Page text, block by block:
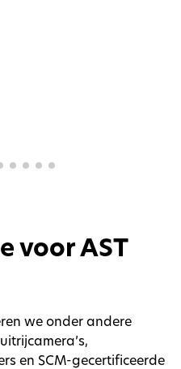
voor AST
we onder andere
en SCM-gecertificeerde